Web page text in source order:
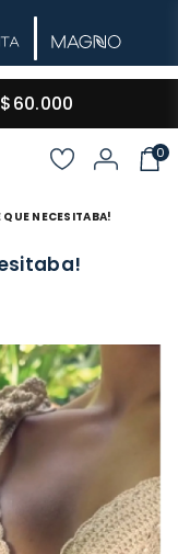
0
QUE NECESITABA!